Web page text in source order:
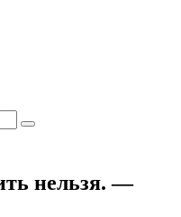
нельзя. —